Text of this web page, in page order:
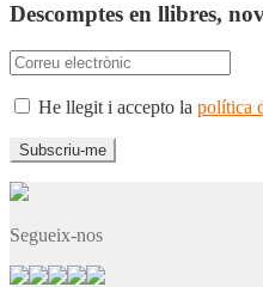
Descomptes en llibres,
He llegit i accepto la política
Segueix-nos